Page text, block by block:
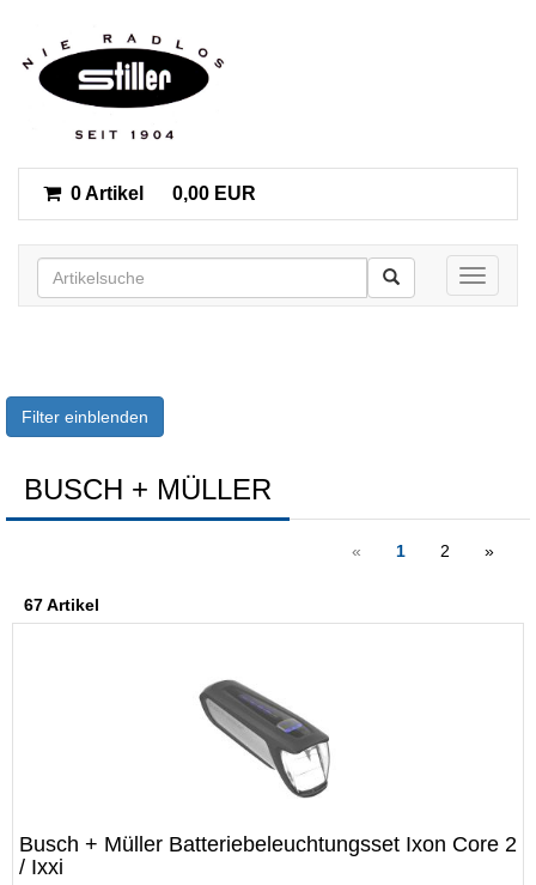
0 Artikel 0,00 EUR
Toggle
Filter einblenden
BUSCH + MÜLLER
« 1 2 »
67 Artikel
Busch + Müller Batteriebeleuchtungsset Ixon Core 2
/ Ixxi